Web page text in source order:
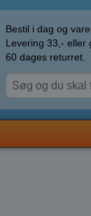
Bestil i dag og
Levering 33,- eller
60 dages returret.